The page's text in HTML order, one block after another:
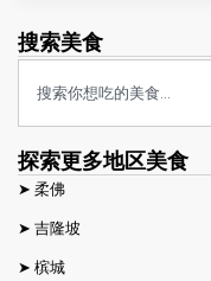
搜索美食
探索更多地区美食
➤ 柔佛
➤ 吉隆坡
➤ 槟城